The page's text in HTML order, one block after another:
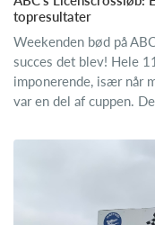
topresultater
Weekenden bød på
succes det blev! Hele
imponerende, især når
var en del af cuppen.